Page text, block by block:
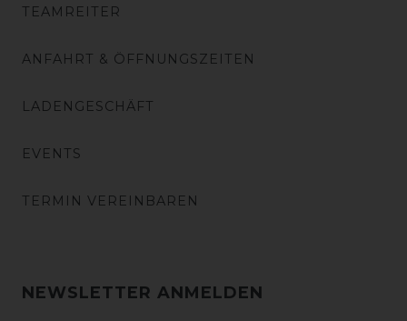
TEAMREITER
ANFAHRT & ÖFFNUNGSZEITEN
LADENGESCHÄFT
EVENTS
TERMIN VEREINBAREN
NEWSLETTER ANMELDEN